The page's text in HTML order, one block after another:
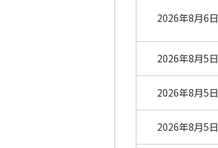
2026年8月6日
2026年8月5日
2026年8月5日
2026年8月5日